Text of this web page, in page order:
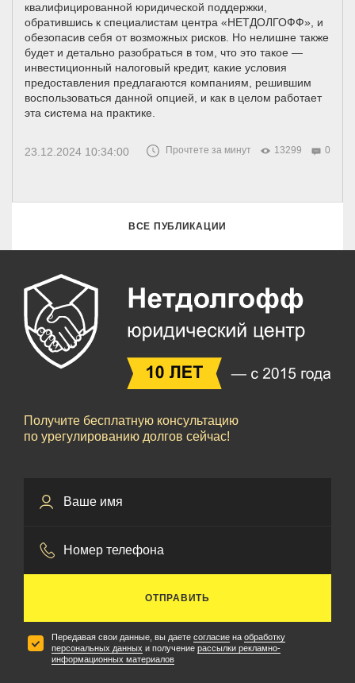
квалифицированной юридической поддержки,
обратившись к специалистам центра «НЕТДОЛГОФФ», и
обезопасив себя от возможных рисков. Но нелишне также
будет и детально разобраться в том, что это такое —
инвестиционный налоговый кредит, какие условия
предоставления предлагаются компаниям, решившим
воспользоваться данной опцией, и как в целом работает
эта система на практике.
23.12.2024 10:34:00 Прочтете за минут 13299 0
ВСЕ ПУБЛИКАЦИИ
Получите бесплатную консультацию
по урегулированию долгов сейчас!
ОТПРАВИТЬ
Передавая свои данные, вы даете согласие на обработку
персональных данных и получение рассылки рекламно-
информационных материалов